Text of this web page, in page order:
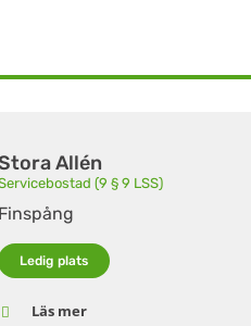
Allén
(9 § 9 LSS)
Finspång
Ledig plats
Läs mer